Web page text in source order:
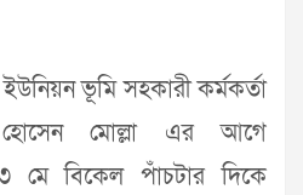
ইউনিয়ন ভূমি সহকারী কর্মকর্তা
হোসেন মোল্লা এর আগে
মে বিকেল পাঁচটার দিকে